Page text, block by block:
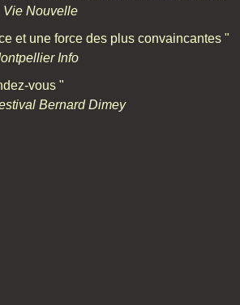
Vie Nouvelle
et une force des plus convaincantes "
Info
vous "
Bernard Dimey